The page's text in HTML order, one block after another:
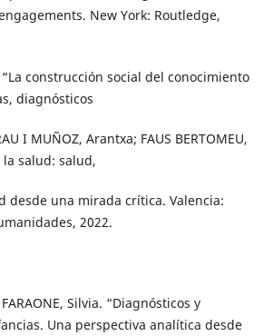
New York: Routledge,
construcción social del conocimiento
diagnósticos
I MUÑOZ, Arantxa; FAUS BERTOMEU,
salud: salud,
desde una mirada crítica. Valencia:
2022.
Silvia. “Diagnósticos y
Una perspectiva analítica desde